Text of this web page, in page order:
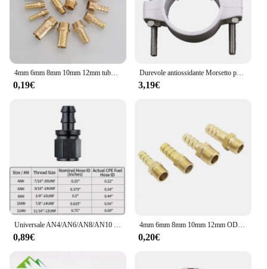
4mm 6mm 8mm 10mm 12mm tubo flessibile Barb OD a M8 M10 M12 M14 M16 M18 filettatura maschio metrica raccordo per tubo in ottone giunto per capezzolo
0,19€
Durevole antiossidante Morsetto per tubo scarico acqua scarico da 40 mm Tubo flessibile con diametro esterno per
3,19€
Universale AN4/AN6/AN8/AN10 raccordo olio combustibile in alluminio femmina girevole per spingere il Kit adattatore estremità tubo tubo tubo di gomma 0/45/90/180
0,89€
4mm 6mm 8mm 10mm 12mm OD tubo Barb x M8 M10 M12 M14 M16 M18 filettatura maschio metrica ottone raccordo connettore adattatore giuntatrice
0,20€